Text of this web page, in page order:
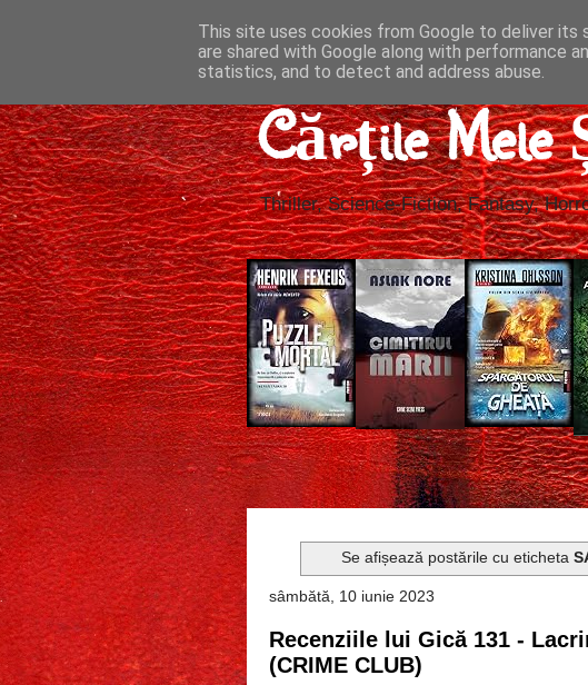
Cărțile Mele
Thriller, Science-Fiction, Fantasy,
Se afișează postările cu eticheta
sâmbătă, 10 iunie 2023
Recenziile lui Gică 131 -
(CRIME CLUB)
This site uses cookies from Google to deliver its
are shared with Google along with performance
statistics, and to detect and address abuse.